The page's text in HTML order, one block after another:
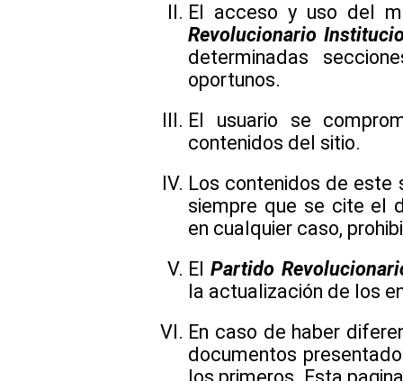
El acceso y uso del
Revolucionario
determinadas
oportunos.
El usuario se
contenidos del sitio.
Los contenidos de este
siempre que se cite el
en cualquier caso,
ElPartido
la actualización de los
En caso de haber
documentos